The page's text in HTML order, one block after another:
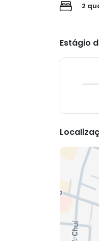
2
Estágio